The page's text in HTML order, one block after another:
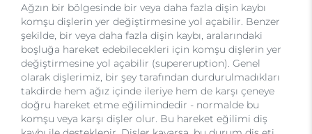
Ağzın bir bölgesinde bir veya daha fazla dişin kaybı
komşu dişlerin yer değiştirmesine yol açabilir. Benzer
şekilde, bir veya daha fazla dişin kaybı, aralarındaki
boşluğa hareket edebilecekleri için komşu dişlerin yer
değiştirmesine yol açabilir (supereruption). Genel
olarak dişlerimiz, bir şey tarafından durdurulmadıkları
takdirde hem ağız içinde ileriye hem de karşı çeneye
doğru hareket etme eğilimindedir - normalde bu
komşu veya karşı dişler olur. Bu hareket eğilimi diş